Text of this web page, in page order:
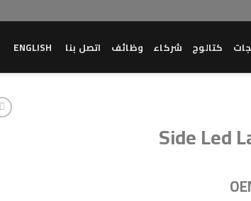
كتالوج شركاء وظائف اتصل بنا ENGLISH
Side Led